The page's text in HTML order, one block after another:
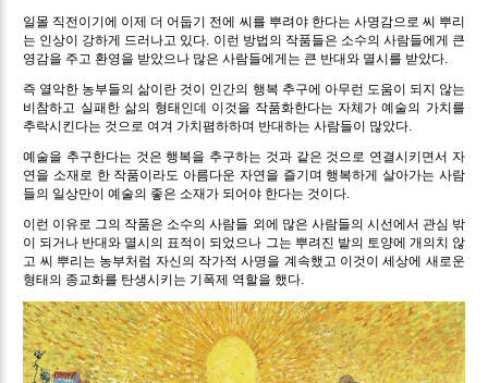
일몰 직전이기에 이제 더 어둡기 전에 씨를 뿌려야 한다는 사명감으로 씨 뿌리
는 인상이 강하게 드러나고 있다. 이런 방법의 작품들은 소수의 사람들에게 큰
영감을 주고 환영을 받았으나 많은 사람들에게는 큰 반대와 멸시를 받았다.
즉 열악한 농부들의 삶이란 것이 인간의 행복 추구에 아무런 도움이 되지 않는
비참하고 실패한 삶의 형태인데 이것을 작품화한다는 자체가 예술의 가치를
추락시킨다는 것으로 여겨 가치폄하하며 반대하는 사람들이 많았다.
예술을 추구한다는 것은 행복을 추구하는 것과 같은 것으로 연결시키면서 자
연을 소재로 한 작품이라도 아름다운 자연을 즐기며 행복하게 살아가는 사람
들의 일상만이 예술의 좋은 소재가 되어야 한다는 것이다.
이런 이유로 그의 작품은 소수의 사람들 외에 많은 사람들의 시선에서 관심 밖
이 되거나 반대와 멸시의 표적이 되었으나 그는 뿌려진 밭의 토양에 개의치 않
고 씨 뿌리는 농부처럼 자신의 작가적 사명을 계속했고 이것이 세상에 새로운
형태의 종교화를 탄생시키는 기폭제 역할을 했다.